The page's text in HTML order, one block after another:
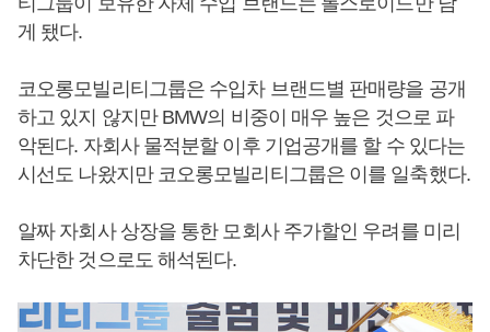
게 됐다.
코오롱모빌리티그룹은 수입차 브랜드별 판매량을 공개
하고 있지 않지만 BMW의 비중이 매우 높은 것으로 파
악된다. 자회사 물적분할 이후 기업공개를 할 수 있다는
시선도 나왔지만 코오롱모빌리티그룹은 이를 일축했다.
알짜 자회사 상장을 통한 모회사 주가할인 우려를 미리
차단한 것으로도 해석된다.